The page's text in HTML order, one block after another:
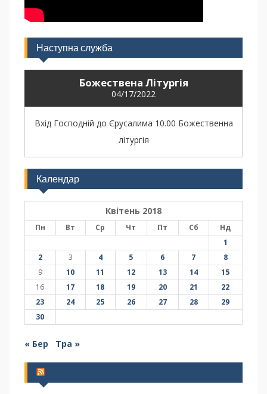
Наступна служба
Божествена Літургія
04/17/2022
Вхід Господній до Єрусалима 10.00 Божественна
літургія
Календар
Квітень 2018
Пн Вт Ср Чт Пт Сб
Нд
1
2
3 4 5 6 7
8
9
10 11 12 13 14
15
16
17 18 19 20 21
22
23
24 25 26 27 28
29
30
« Бер Тра »